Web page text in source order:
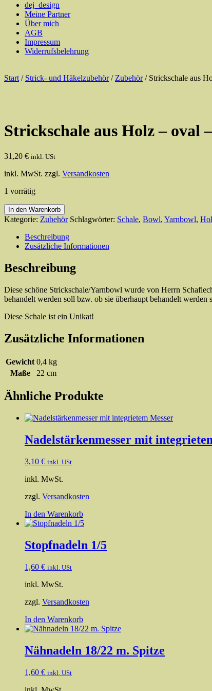
dej_design
Meine Partner
Über mich
AGB
Impressum
Widerrufsbelehrung
Start / Strick- und Häkelzubehör/ Zubehör/ Strickschale aus
Strickschale aus Holz – oval
31,20 € inkl. USt
inkl. MwSt. zzgl. Versandkosten
1 vorrätig
Strickschale
aus
oval
Yarnbowl
Menge
In den Warenkorb
Kategorie: Zubehör Schlagwörter: Schale, Bowl, Yarnbowl,
Beschreibung
Zusätzliche Informationen
Beschreibung
Diese schöne Strickschale/Yarnbowl wurde von Herrn
behandelt werden soll bzw. ob sie überhaupt behandelt
Diese Schale ist ein Unikat!
Zusätzliche Informationen
Gewicht 0,4 kg
Maße
22 cm
Ähnliche Produkte
Nadelstärkenmesser mit
3,10 € inkl. USt
inkl. MwSt.
zzgl. Versandkosten
In den Warenkorb
Stopfnadeln 1/5
1,60 € inkl. USt
inkl. MwSt.
zzgl. Versandkosten
In den Warenkorb
Nähnadeln 18/22 m. Spitze
1,60 € inkl. USt